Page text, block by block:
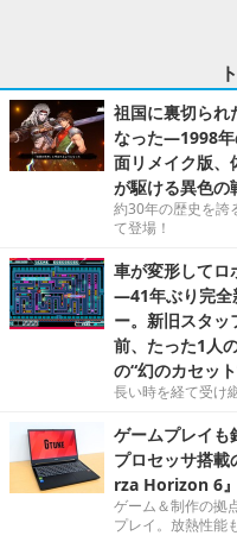
祖国に裏切られ
なった―1998年
面リメイク版、
が駆ける異色の
約30年の歴史を誇
て登場！
車が変形してロ
―41年ぶり完全
ー。新旧スタ
前、たった1人
の“幻のカセッ
長い時を経て受け
ゲームプレイ
プロセッサ搭載
rza Horizon 6
ゲーム＆制作の拠
プレイ。放熱性能